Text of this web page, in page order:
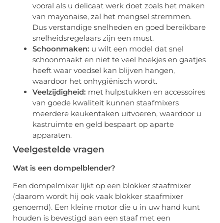
vooral als u delicaat werk doet zoals het maken
van mayonaise, zal het mengsel stremmen.
Dus verstandige snelheden en goed bereikbare
snelheidsregelaars zijn een must.
Schoonmaken: u wilt een model dat snel
schoonmaakt en niet te veel hoekjes en gaatjes
heeft waar voedsel kan blijven hangen,
waardoor het onhygiënisch wordt.
Veelzijdigheid: met hulpstukken en accessoires
van goede kwaliteit kunnen staafmixers
meerdere keukentaken uitvoeren, waardoor u
kastruimte en geld bespaart op aparte
apparaten.
Veelgestelde vragen
Wat is een dompelblender?
Een dompelmixer lijkt op een blokker staafmixer
(daarom wordt hij ook vaak blokker staafmixer
genoemd). Een kleine motor die u in uw hand kunt
houden is bevestigd aan een staaf met een